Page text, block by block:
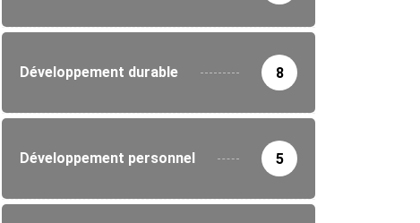
Développement durable 8
Développement personnel 5